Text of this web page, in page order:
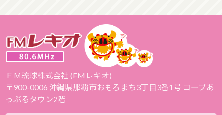
ＦＭ琉球株式会社 (FMレキオ)
〒900-0006 沖縄県那覇市おもろまち3丁目3番1号 コープあ
っぷるタウン2階